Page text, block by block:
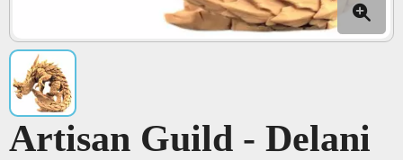
Artisan Guild - Delani